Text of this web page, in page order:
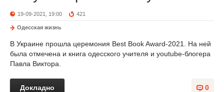
19-09-2021, 19:00 421
Одесская жизнь
В Украине прошла церемония Best Book Award-2021. На ней
была отмечена и книга одесского учителя и youtube-блогера
Павла Виктора.
0
Докладно